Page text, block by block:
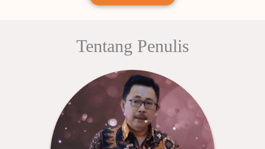
Tentang Penulis